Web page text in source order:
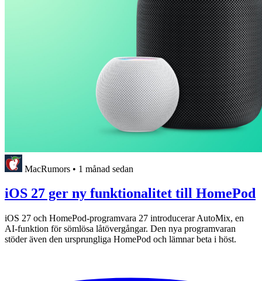
MacRumors • 1 månad sedan
iOS 27 ger ny funktionalitet till HomePod
iOS 27 och HomePod-programvara 27 introducerar AutoMix, en
AI-funktion för sömlösa låtövergångar. Den nya programvaran
stöder även den ursprungliga HomePod och lämnar beta i höst.